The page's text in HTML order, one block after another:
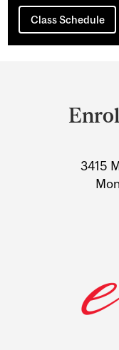
Class Schedule
3415